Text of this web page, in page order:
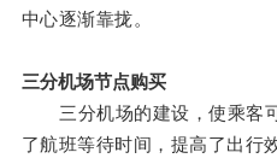
中心逐渐靠拢。
三分机场节点购买
三分机场的建设，使乘客
了航班等待时间，提高了出行